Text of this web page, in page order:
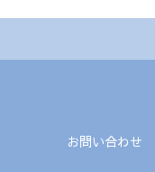
お問い合わせ